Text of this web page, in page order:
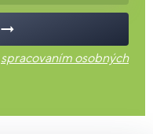
spracovaním osobných